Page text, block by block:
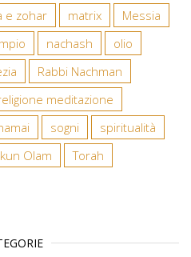
e zohar matrix
Messia
nachash
olio
Rabbi Nachman
meditazione
sogni
spiritualità
Olam
Torah